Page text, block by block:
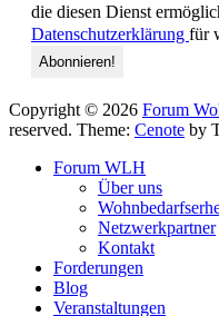
die diesen Dienst
Datenschutzerklärung für
Copyright © 2026 Forum
reserved. Theme: Cenote by
Forum WLH
Über uns
Netzwerkpartner
Kontakt
Forderungen
Blog
Veranstaltungen